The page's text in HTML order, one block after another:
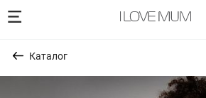
Каталог